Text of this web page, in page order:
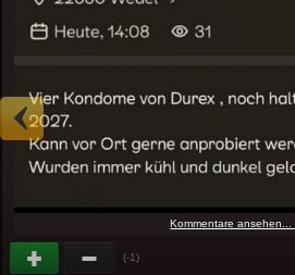
Kommentare ansehen...
(-1)